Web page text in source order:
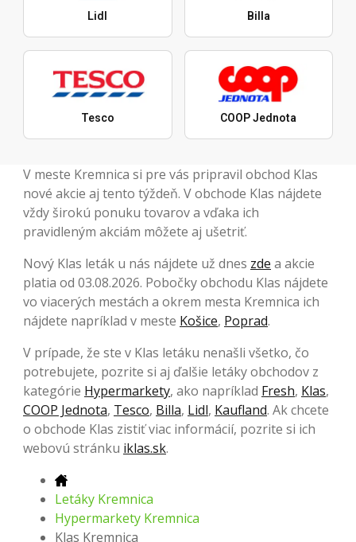
Lidl Billa
Tesco COOP Jednota
V meste Kremnica si pre vás pripravil obchod Klas
nové akcie aj tento týždeň. V obchode Klas nájdete
vždy širokú ponuku tovarov a vďaka ich
pravidleným akciám môžete aj ušetriť.
Nový Klas leták u nás nájdete už dnes zde a akcie
platia od 03.08.2026. Pobočky obchodu Klas nájdete
vo viacerých mestách a okrem mesta Kremnica ich
nájdete napríklad v meste Košice, Poprad.
V prípade, že ste v Klas letáku nenašli všetko, čo
potrebujete, pozrite si aj ďalšie letáky obchodov z
kategórie Hypermarkety, ako napríklad Fresh, Klas,
COOP Jednota, Tesco, Billa, Lidl, Kaufland. Ak chcete
o obchode Klas zistiť viac informácií, pozrite si ich
webovú stránku iklas.sk.
Letáky Kremnica
Hypermarkety Kremnica
Klas Kremnica